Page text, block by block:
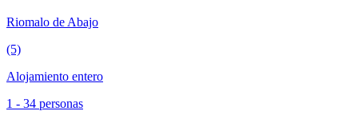
Riomalo de Abajo
(5)
Alojamiento entero
1 - 34 personas